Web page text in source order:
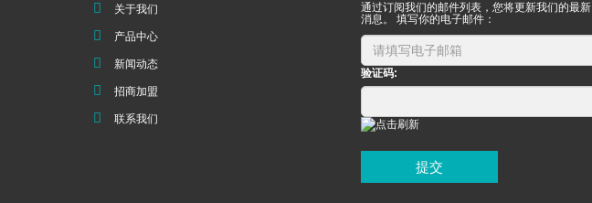
关于我们
产品中心
新闻动态
招商加盟
联系我们
通过订阅我们的邮件列表，您将更新我们的最新
消息。 填写你的电子邮件：
验证码:
提交